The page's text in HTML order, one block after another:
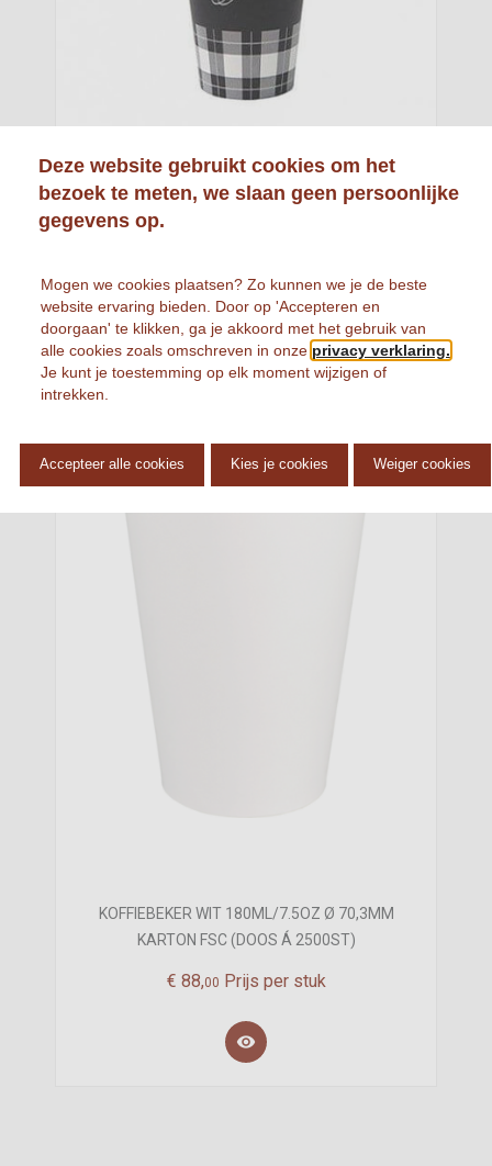
KARTONNEN KOFFIEBEKER PREMIUM 150CC
€ 84, 84Prijs per stuk

KOFFIEBEKER WIT 180ML/7.5OZ Ø 70,3MM
KARTON FSC (DOOS Á 2500ST)
€ 88,00 Prijs per stuk

Deze website gebruikt cookies om het
bezoek te meten, we slaan geen persoonlijke
gegevens op.
Mogen we cookies plaatsen? Zo kunnen we je de beste
website ervaring bieden. Door op 'Accepteren en
doorgaan' te klikken, ga je akkoord met het gebruik van
alle cookies zoals omschreven in onze privacy verklaring.
Je kunt je toestemming op elk moment wijzigen of
intrekken.
Accepteer alle cookies Kies je cookies Weiger cookies